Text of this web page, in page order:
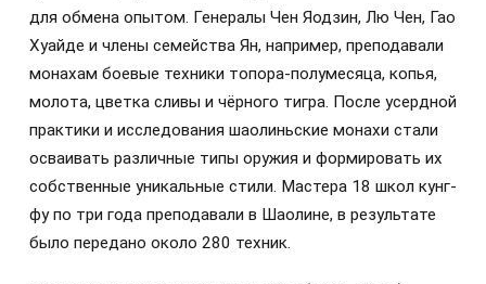
для обмена опытом. Генералы Чен Яодзин, Лю Чен, Гао
Хуайде и члены семейства Ян, например, преподавали
монахам боевые техники топора-полумесяца, копья,
молота, цветка сливы и чёрного тигра. После усердной
практики и исследования шаолиньские монахи стали
осваивать различные типы оружия и формировать их
собственные уникальные стили. Мастера 18 школ кунг-
фу по три года преподавали в Шаолине, в результате
было передано около 280 техник.